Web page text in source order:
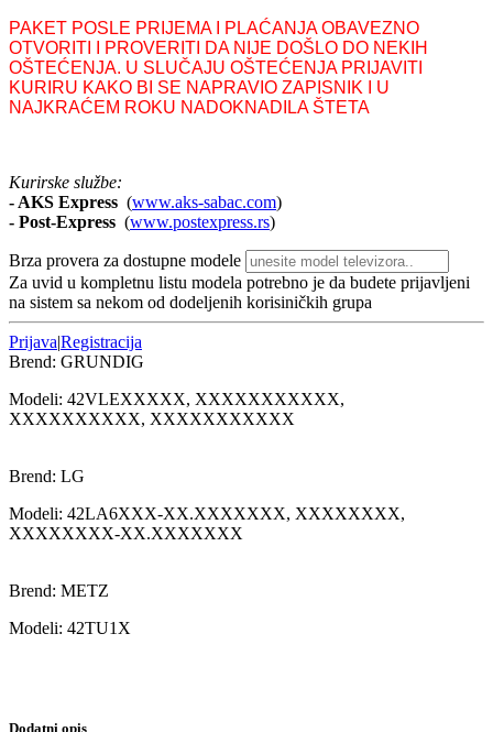
PAKET POSLE PRIJEMA I PLAĆANJA OBAVEZNO
OTVORITI I PROVERITI DA NIJE DOŠLO DO NEKIH
OŠTEĆENJA. U SLUČAJU OŠTEĆENJA PRIJAVITI
KURIRU KAKO BI SE NAPRAVIO ZAPISNIK I U
NAJKRAĆEM ROKU NADOKNADILA ŠTETA
Kurirske službe:
- AKS Express (www.aks-sabac.com)
- Post-Express (www.postexpress.rs)
Brza provera za dostupne modele
Za uvid u kompletnu listu modela potrebno je da budete prijavljeni
na sistem sa nekom od dodeljenih korisiničkih grupa
Prijava|Registracija
Brend: GRUNDIG
Modeli: 42VLEXXXXX, XXXXXXXXXXX,
XXXXXXXXXX, XXXXXXXXXXX
Brend: LG
Modeli: 42LA6XXX-XX.XXXXXXX, XXXXXXXX,
XXXXXXXX-XX.XXXXXXX
Brend: METZ
Modeli: 42TU1 X
Dodatni opis